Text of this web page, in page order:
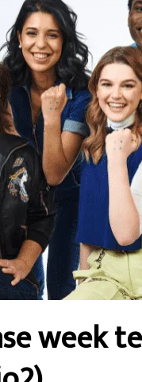
week